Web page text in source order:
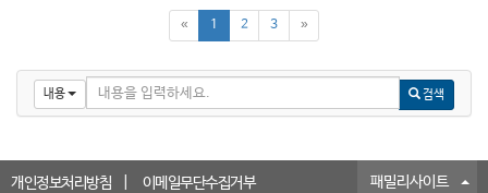
« 1 2 3 »
내용 검색
개인정보처리방침 이메일무단수집거부 패밀리사이트